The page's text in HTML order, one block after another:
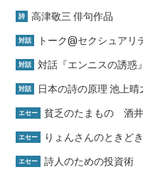
詩 高津敬三 俳句作品
対話 トーク@セクシュア
対話 対話『エンニスの誘惑
対話 日本の詩の原理 池上晴
エセー 貧乏のたまもの 酒
エセー りょんさんのときど
エセー 詩人のための投資術